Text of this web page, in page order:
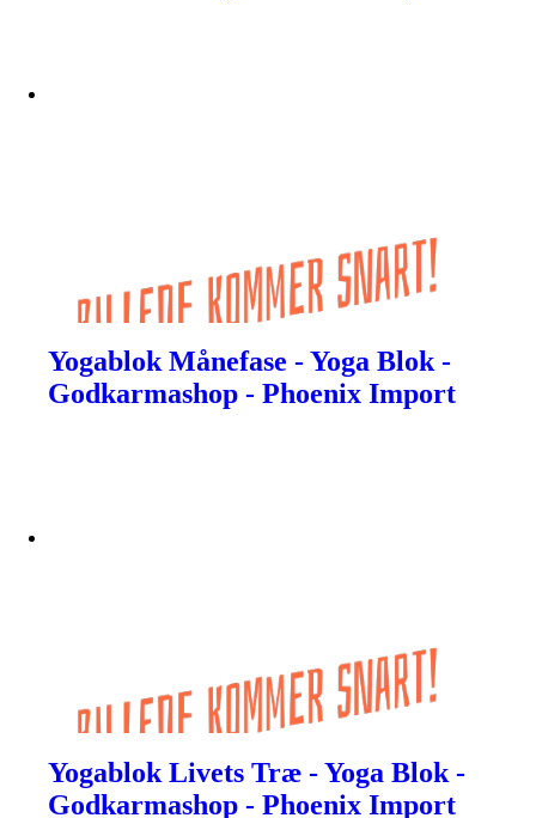
Yogablok Månefase - Yoga Blok -
Godkarmashop - Phoenix Import
Yogablok Livets Træ - Yoga Blok -
Godkarmashop - Phoenix Import